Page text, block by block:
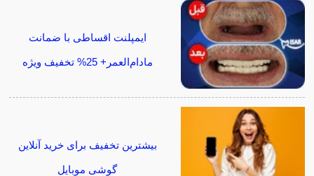
ایمپلنت اقساطی با ضمانت
مادام‌العمر+ 25% تخفیف ویژه
بیشترین تخفیف برای خرید آنلاین
گوشی موبایل